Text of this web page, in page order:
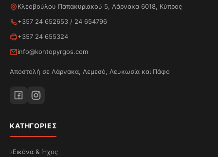
Λυχνία Λειτουργίας
Αποθήκευση καλωδίου
2200W
Κλεοβούλου Παπακυριακού 5, Λάρνακα 6018, Κύπρος
+357 24 652653 / 24 654796
+357 24 655324
info@kontopyrgos.com
Αποστολή σε Λάρνακα, Λεμεσό, Λευκωσία και Πάφο
ΚΑΤΗΓΟΡΊΕΣ
Εικόνα & Ήχος